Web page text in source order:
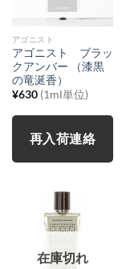
アゴニスト
アゴニスト ブラッ
クアンバー （漆黒
の竜涎香）
¥630 (1ml単位)
再入荷連絡
在庫切れ